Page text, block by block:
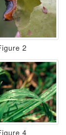
2
4